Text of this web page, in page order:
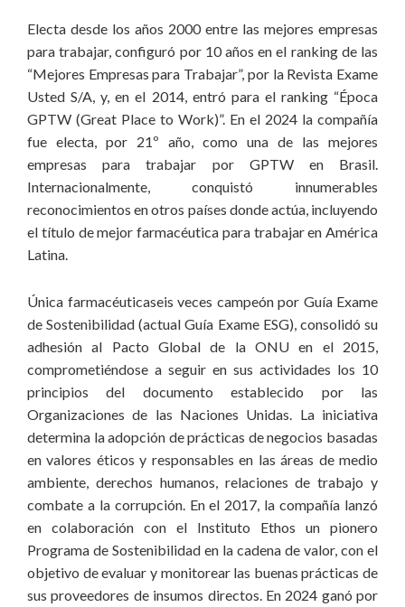
Electa desde los años 2000 entre las mejores empresas
para trabajar, configuró por 10 años en el ranking de las
“Mejores Empresas para Trabajar”, por la Revista Exame
Usted S/A, y, en el 2014, entró para el ranking “Época
GPTW (Great Place to Work)”. En el 2024 la compañía
fue electa, por 21º año, como una de las mejores
empresas para trabajar por GPTW en Brasil.
Internacionalmente, conquistó innumerables
reconocimientos en otros países donde actúa, incluyendo
el título de mejor farmacéutica para trabajar en América
Latina.
Única farmacéuticaseis veces campeón por Guía Exame
de Sostenibilidad (actual Guía Exame ESG), consolidó su
adhesión al Pacto Global de la ONU en el 2015,
comprometiéndose a seguir en sus actividades los 10
principios del documento establecido por las
Organizaciones de las Naciones Unidas. La iniciativa
determina la adopción de prácticas de negocios basadas
en valores éticos y responsables en las áreas de medio
ambiente, derechos humanos, relaciones de trabajo y
combate a la corrupción. En el 2017, la compañía lanzó
en colaboración con el Instituto Ethos un pionero
Programa de Sostenibilidad en la cadena de valor, con el
objetivo de evaluar y monitorear las buenas prácticas de
sus proveedores de insumos directos. En 2024 ganó por